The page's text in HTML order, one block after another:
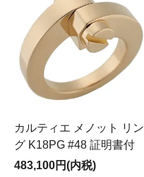
カルティエ メノット リン
グ K18PG #48 証明書付
483,100円(内税)